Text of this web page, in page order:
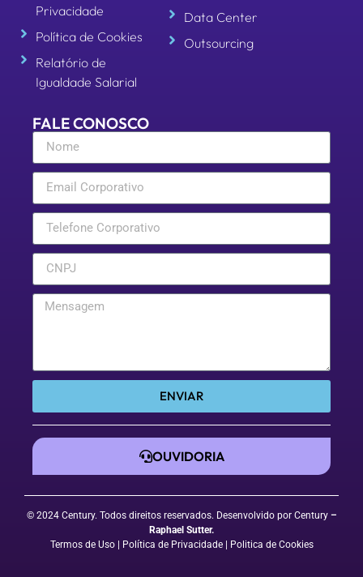
Privacidade
Política de Cookies
Relatório de
Igualdade Salarial
Data Center
Outsourcing
FALE CONOSCO
ENVIAR
OUVIDORIA
© 2024 Century. Todos direitos reservados. Desenvolvido por Century –
Raphael Sutter.
Termos de Uso
| Política de Privacidade| Politica de Cookies